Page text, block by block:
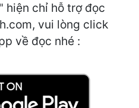
hiện chỉ hỗ trợ đọc
vui lòng click
về đọc nhé :